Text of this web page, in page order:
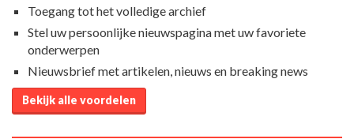
Toegang tot het volledige archief
Stel uw persoonlijke nieuwspagina met uw favoriete
onderwerpen
Nieuwsbrief met artikelen, nieuws en breaking news
Bekijk alle voordelen